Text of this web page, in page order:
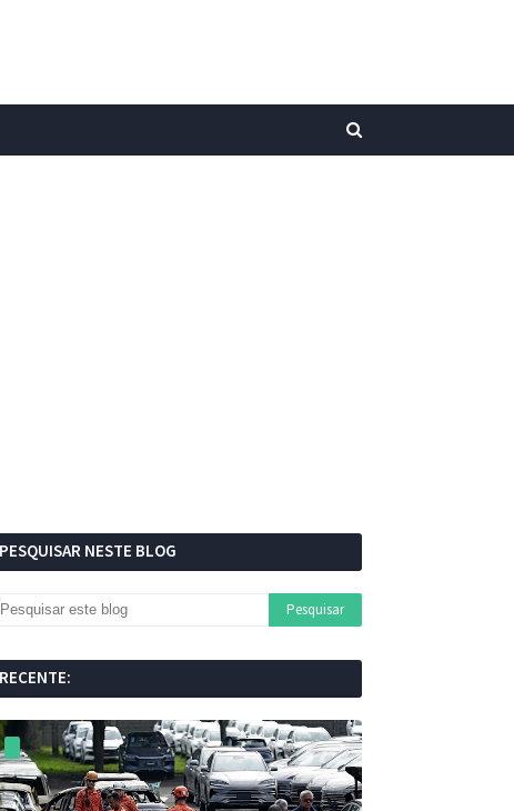
PESQUISAR NESTE BLOG
RECENTE: